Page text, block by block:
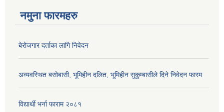
नमुना फारमहरु
बेरोजगार दर्ताका लागि निवेदन
अव्यवस्थित बसोबासी, भूमिहीन दलित, भूमिहीन सुकुम्बासीले दिने निवेदन फारम
विद्यार्थी भर्ना फाराम २०८१